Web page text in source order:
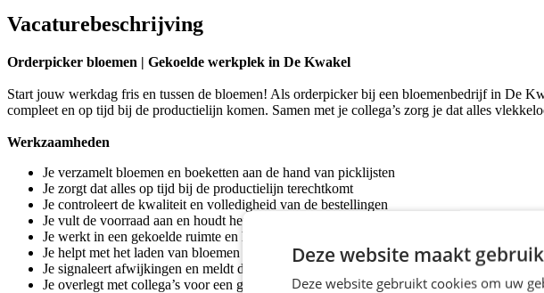
Vacaturebeschrijving
Orderpicker bloemen | Gekoelde werkplek in De Kwakel
Start jouw werkdag fris en tussen de bloemen! Als orderpicker bij een bloemenbedrijf in De
compleet en op tijd bij de productielijn komen. Samen met je collega’s zorg je dat alles
Werkzaamheden
Je verzamelt bloemen en boeketten aan de hand van picklijsten
Je zorgt dat alles op tijd bij de productielijn terechtkomt
Je controleert de kwaliteit en volledigheid van de bestellingen
Je vult de voorraad aan en houdt het magazijn netjes
Je werkt in een gekoelde ruimte en houdt tempo
Je helpt met het laden van bloemen op transportkarren
Je signaleert afwijkingen en meldt deze bij je leidinggevende
Je overlegt met collega’s voor een goede doorstroom
Deze website maakt
Deze website gebruikt cookies om uw